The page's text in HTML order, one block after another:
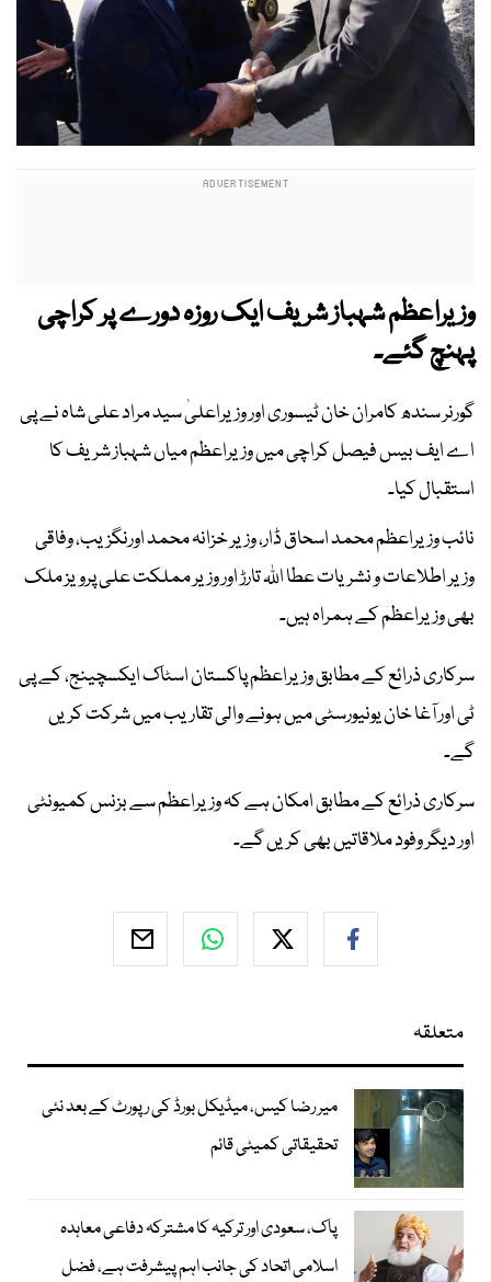
وزیراعظم شہباز شریف ایک روزہ دورے پر کراچی
پہنچ گئے۔
گورنر سندھ کامران خان ٹیسوری اور وزیراعلیٰ سید مراد علی شاہ نے پی
اے ایف بیس فیصل کراچی میں وزیراعظم میاں شہباز شریف کا
استقبال کیا۔
نائب وزیراعظم محمد اسحاق ڈار، وزیر خزانہ محمد اورنگزیب، وفاقی
وزیر اطلاعات و نشریات عطا اللہ تارڑ اور وزیر مملکت علی پرویز ملک
بھی وزیراعظم کے ہمراہ ہیں۔
سرکاری ذرائع کے مطابق وزیراعظم پاکستان اسٹاک ایکسچینج، کے پی
ٹی اور آغا خان یونیورسٹی میں ہونے والی تقاریب میں شرکت کریں
گے۔
سرکاری ذرائع کے مطابق امکان ہے کہ وزیراعظم سے بزنس کمیونٹی
اور دیگر وفود ملاقاتیں بھی کریں گے۔
متعلقہ
میر رضا کیس، میڈیکل بورڈ کی رپورٹ کے بعد نئی
تحقیقاتی کمیٹی قائم
پاک، سعودی اور ترکیہ کا مشترکہ دفاعی معاہدہ
اسلامی اتحاد کی جانب اہم پیشرفت ہے، فضل